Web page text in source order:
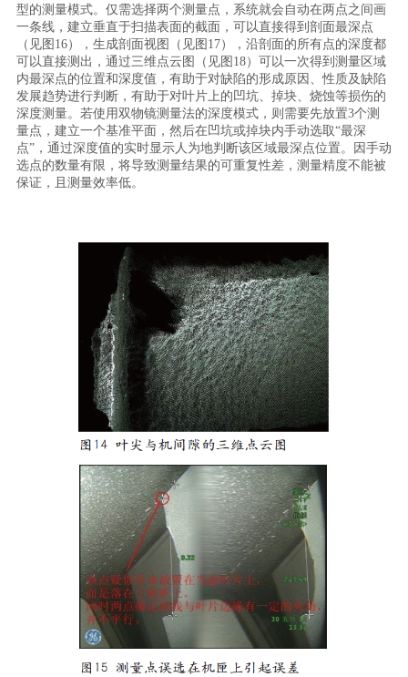
型的测量模式。仅需选择两个测量点，系统就会自动在两点之间画
一条线，建立垂直于扫描表面的截面，可以直接得到剖面最深点
（见图16），生成剖面视图（见图17），沿剖面的所有点的深度都
可以直接测出，通过三维点云图（见图18）可以一次得到测量区域
内最深点的位置和深度值，有助于对缺陷的形成原因、性质及缺陷
发展趋势进行判断，有助于对叶片上的凹坑、掉块、烧蚀等损伤的
深度测量。若使用双物镜测量法的深度模式，则需要先放置3个测
量点，建立一个基准平面，然后在凹坑或掉块内手动选取“最深
点”，通过深度值的实时显示人为地判断该区域最深点位置。因手动
选点的数量有限，将导致测量结果的可重复性差，测量精度不能被
保证，且测量效率低。